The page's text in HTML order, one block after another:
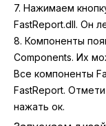
7. Нажимаем
FastReport.dll. Он
8. Компоненты
Components. Их
Все компоненты
FastReport.
нажать ок.